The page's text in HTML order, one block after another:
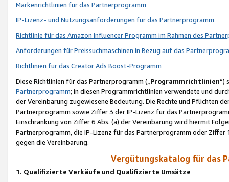
Markenrichtlinien für das Partnerprogramm
IP-Lizenz- und Nutzungsanforderungen für das Partnerprogramm
Richtlinie für das Amazon Influencer Programm im Rahmen des
Anforderungen für Preissuchmaschinen in Bezug auf das
Richtlinien für das Creator Ads Boost-Programm
Diese Richtlinien für das Partnerprogramm („Programmrichtlinien“)
Partnerprogramm; in diesen Programmrichtlinien verwendete und
der Vereinbarung zugewiesene Bedeutung. Die Rechte und Pflichten
Partnerprogramm sowie Ziffer 3 der IP-Lizenz für das
Einschränkung von Ziffer 6 Abs. (a) der Vereinbarung wird hiermit
Partnerprogramm, die IP-Lizenz für das Partnerprogramm oder
gegen die Vereinbarung.
Vergütungskatalog für das
1. Qualifizierte Verkäufe und Qualifizierte Umsätze